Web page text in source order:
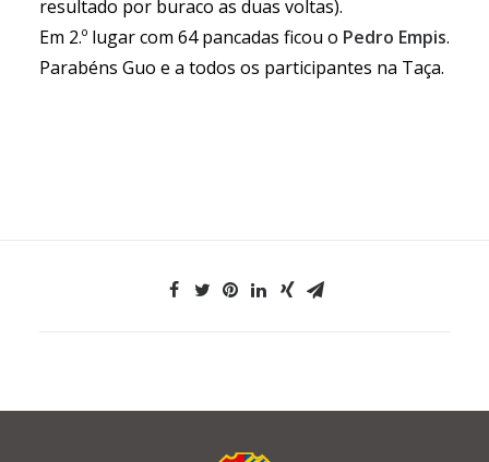
resultado por buraco as duas voltas).
Em 2.º lugar com 64 pancadas ficou o Pedro Empis.
Parabéns Guo e a todos os participantes na Taça.